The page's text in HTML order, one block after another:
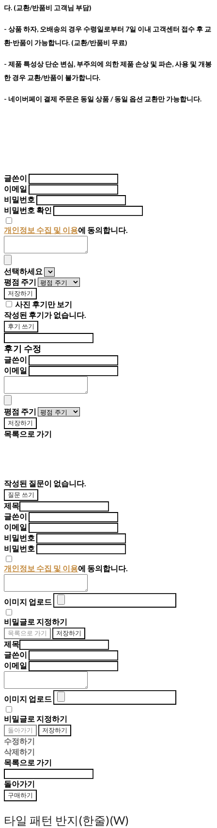
다. (교환/반품비 고객님 부담)
- 상품 하자, 오배송의 경우 수령일로부터 7일 이내 고객센터 접수 후 교
환∙반품이 가능합니다. (교환/반품비 무료)
- 제품 특성상 단순 변심, 부주의에 의한 제품 손상 및 파손, 사용 및 개봉
한 경우 교환/반품이 불가합니다.
- 네이버페이 결제 주문은 동일 상품 / 동일 옵션 교환만 가능합니다.
글쓴이
이메일
비밀번호
비밀번호 확인
개인정보 수집 및 이용에 동의합니다.
선택하세요
평점 주기
저장하기
사진 후기만 보기
작성된 후기가 없습니다.
후기 쓰기
후기 수정
글쓴이
이메일
평점 주기
저장하기
목록으로 가기
작성된 질문이 없습니다.
질문 쓰기
제목
글쓴이
이메일
비밀번호
비밀번호
개인정보 수집 및 이용에 동의합니다.
이미지 업로드
비밀글로 지정하기
목록으로 가기 저장하기
제목
글쓴이
이메일
이미지 업로드
비밀글로 지정하기
돌아가기 저장하기
수정하기
삭제하기
목록으로 가기
돌아가기
구매하기
타일 패턴 반지(한줄)(W)